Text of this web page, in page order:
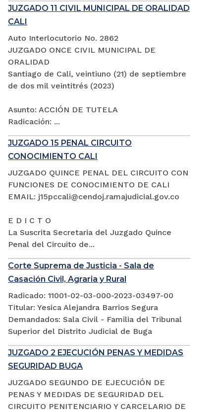
JUZGADO 11 CIVIL MUNICIPAL DE ORALIDAD
CALI
Auto Interlocutorio No. 2862
JUZGADO ONCE CIVIL MUNICIPAL DE
ORALIDAD
Santiago de Cali, veintiuno (21) de septiembre
de dos mil veintitrés (2023)
Asunto: ACCIÓN DE TUTELA
Radicación: ...
JUZGADO 15 PENAL CIRCUITO
CONOCIMIENTO CALI
JUZGADO QUINCE PENAL DEL CIRCUITO CON
FUNCIONES DE CONOCIMIENTO DE CALI
EMAIL: j15pccali@cendoj.ramajudicial.gov.co
E D I C T O
La Suscrita Secretaria del Juzgado Quince
Penal del Circuito de...
Corte Suprema de Justicia - Sala de
Casación Civil, Agraria y Rural
Radicado: 11001-02-03-000-2023-03497-00
Titular: Yesica Alejandra Barrios Segura
Demandados: Sala Civil - Familia del Tribunal
Superior del Distrito Judicial de Buga
JUZGADO 2 EJECUCIÓN PENAS Y MEDIDAS
SEGURIDAD BUGA
JUZGADO SEGUNDO DE EJECUCIÓN DE
PENAS Y MEDIDAS DE SEGURIDAD DEL
CIRCUITO PENITENCIARIO Y CARCELARIO DE